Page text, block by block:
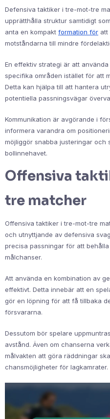
Defensiva taktiker i tre-mot-tre
upprätthålla struktur samtidigt
anta en kompakt formation för att
motståndarna till mindre
En effektiv strategi är att
specifika områden istället för att
Detta kan hjälpa till att hantera
potentiella passningsvägar
Kommunikation är avgörande i
informera varandra om
möjliggör snabba justeringar och
bollinnehavet.
Offensiva
tre matcher
Offensiva taktiker i tre-mot-tre
och utnyttjande av defensiva
precisa passningar för att
målchanser.
Att använda en kombination av
effektivt. Detta innebär att en
gör en löpning för att få tillbaka
försvararna.
Dessutom bör spelare
avstånd. Även om chanserna
målvakten att göra räddningar
chansmöjligheter för lagkamrater.